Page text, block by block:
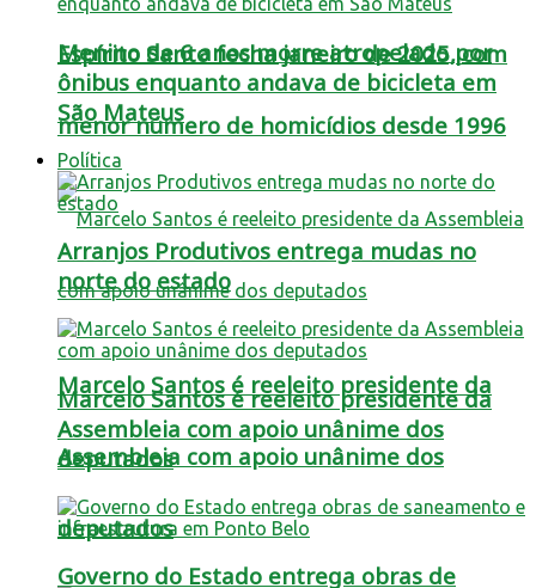
Espírito Santo fecha janeiro de 2025, com
menor número de homicídios desde 1996
Marcelo Santos é reeleito presidente da
Assembleia com apoio unânime dos
deputados
Menino de 6 anos morre atropelado por
ônibus enquanto andava de bicicleta em
São Mateus
Política
Arranjos Produtivos entrega mudas no
norte do estado
Marcelo Santos é reeleito presidente da
Assembleia com apoio unânime dos
deputados
Governo do Estado entrega obras de